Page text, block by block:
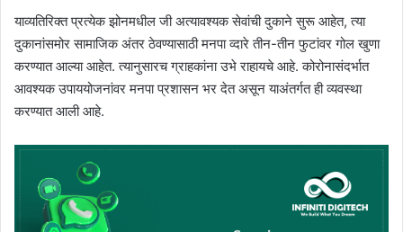
याव्यतिरिक्त प्रत्येक झोनमधील जी अत्यावश्यक सेवांची दुकाने सुरू आहेत, त्या
दुकानांसमोर सामाजिक अंतर ठेवण्यासाठी मनपा व्दारे तीन-तीन फुटांवर गोल खुणा
करण्यात आल्या आहेत. त्यानुसारच ग्राहकांना उभे राहायचे आहे. कोरोनासंदर्भात
आवश्यक उपाययोजनांवर मनपा प्रशासन भर देत असून याअंतर्गत ही व्यवस्था
करण्यात आली आहे.